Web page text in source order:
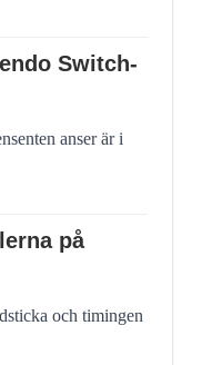
Switch-
anser är i
på
och timingen